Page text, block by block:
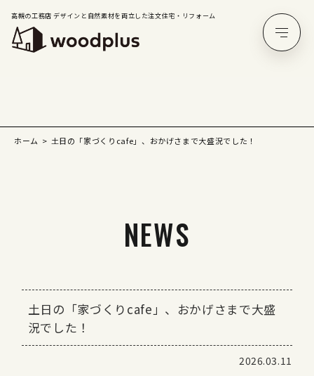
高槻の工務店 デザインと自然素材を両立した注文住宅・リフォーム
ホーム 土日の「家づくりcafe」、おかげさまで大盛況でした！
NEWS
土日の「家づくりcafe」、おかげさまで大盛
況でした！
2026.03.11